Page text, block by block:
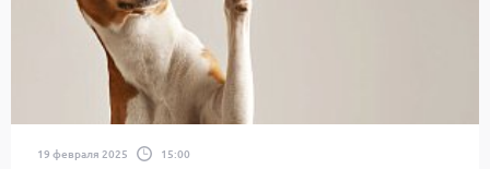
19 февраля 2025 15:00